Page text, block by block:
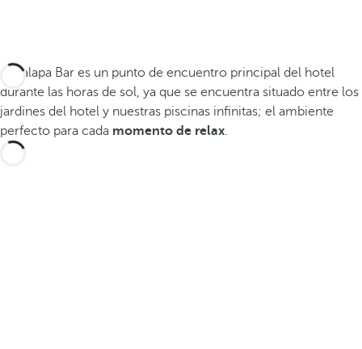
El Palapa Bar es un punto de encuentro principal del hotel
durante las horas de sol, ya que se encuentra situado entre los
jardines del hotel y nuestras piscinas infinitas; el ambiente
perfecto para cada momento de relax.